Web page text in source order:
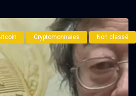
Cryptomonnaies Non classé